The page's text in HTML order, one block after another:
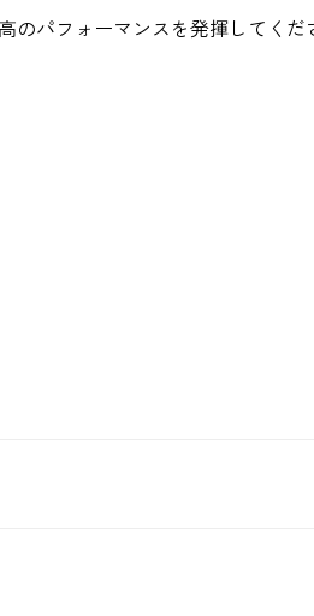
のパフォーマンスを発揮してくだ